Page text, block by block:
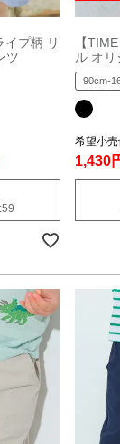
イプ柄 リ
ツ
【
ル オリ
90cm-
希望小
1,430